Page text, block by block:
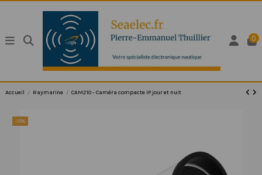
0
Accueil Raymarine CAM210 - Caméra compacte IP jour et nuit
-15%